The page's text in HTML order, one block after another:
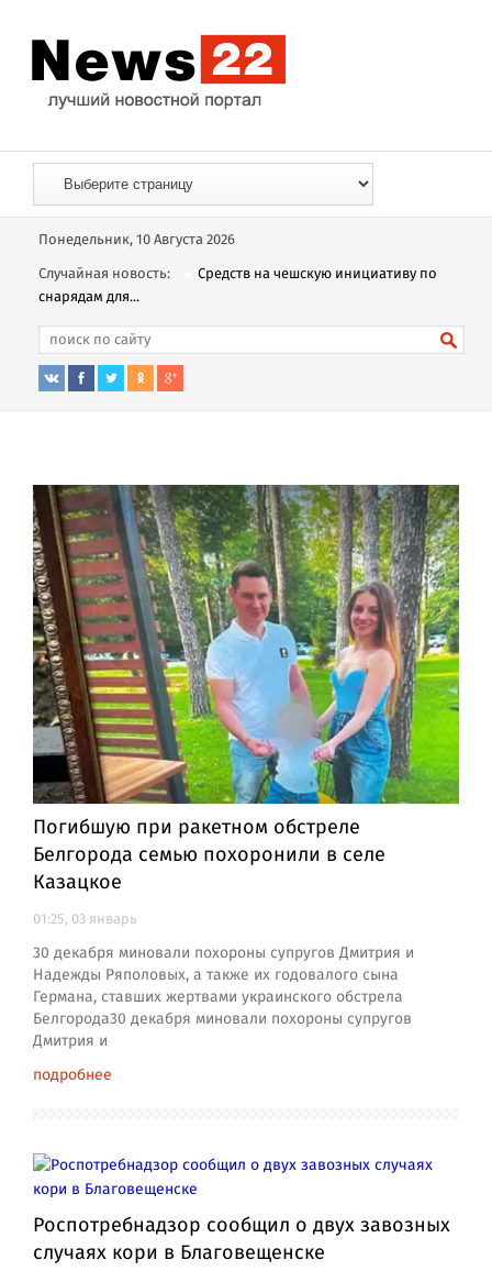
Понедельник, 10 Августа 2026
Случайная новость:
Средств на чешскую инициативу по
снарядам для...
Погибшую при ракетном обстреле
Белгорода семью похоронили в селе
Казацкое
01:25, 03 январь
30 декабря миновали похороны супругов Дмитрия и
Надежды Ряполовых, а также их годовалого сына
Германа, ставших жертвами украинского обстрела
Белгорода30 декабря миновали похороны супругов
Дмитрия и
подробнее
Роспотребнадзор сообщил о двух завозных
случаях кори в Благовещенске